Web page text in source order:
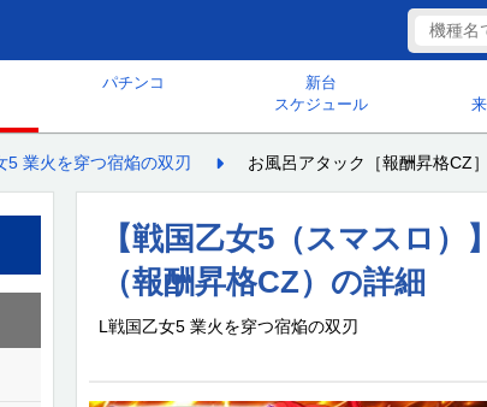
パチンコ
新台
スケジュール
5 業火を穿つ宿焔の双刃 お風呂アタック［報酬昇格CZ］
【戦国乙女5（スマスロ）
（報酬昇格CZ）の詳細
L戦国乙女5 業火を穿つ宿焔の双刃